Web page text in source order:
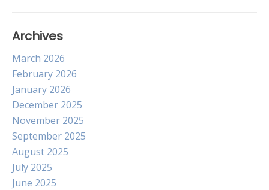
Archives
March 2026
February 2026
January 2026
December 2025
November 2025
September 2025
August 2025
July 2025
June 2025